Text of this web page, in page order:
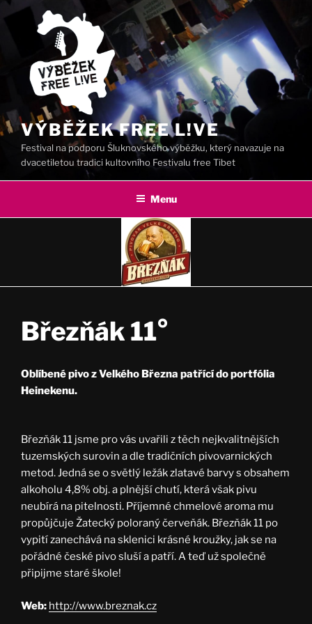
Přejít
VÝBĚŽEK FREE L!VE
Festival na podporu Šluknovského výběžku, který navazuje na
dvacetiletou tradici kultovního Festivalu free Tibet
Menu
Březňák 11°
Oblíbené pivo z Velkého Března patřící do portfólia
Heinekenu.
Březňák 11 jsme pro vás uvařili z těch nejkvalitnějších
tuzemských surovin a dle tradičních pivovarnických
metod. Jedná se o světlý ležák zlatavé barvy s obsahem
alkoholu 4,8% obj. a plnější chutí, která však pivu
neubírá na pitelnosti. Příjemné chmelové aroma mu
propůjčuje Žatecký poloraný červeňák. Březňák 11 po
vypití zanechává na sklenici krásné kroužky, jak se na
pořádné české pivo sluší a patří. A teď už společně
připijme staré škole!
Web: http://www.breznak.cz